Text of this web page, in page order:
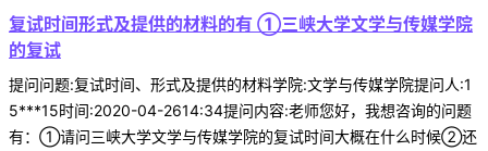
复试时间形式及提供的材料的有 ①三峡大学文学与传媒学院
的复试
提问问题:复试时间、形式及提供的材料学院:文学与传媒学院提问人:1
5***15时间:2020-04-2614:34提问内容:老师您好，我想咨询的问题
有：①请问三峡大学文学与传媒学院的复试时间大概在什么时候②还